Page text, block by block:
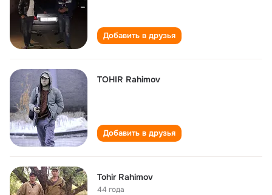
Добавить в друзья
TOHIR Rahimov
Добавить в друзья
Tohir Rahimov
44 года